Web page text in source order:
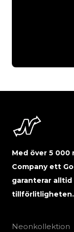
Med över 5 000
Company ett
garanterar
tillförlitligheten.
Neonkollektion